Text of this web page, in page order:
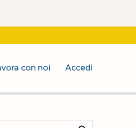
con noi Accedi